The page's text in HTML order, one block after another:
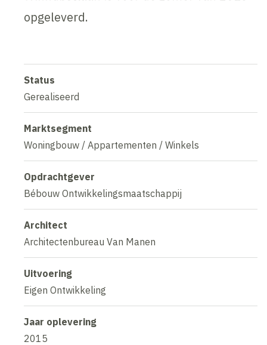
opgeleverd.
Status
Gerealiseerd
Marktsegment
Woningbouw / Appartementen / Winkels
Opdrachtgever
Bébouw Ontwikkelingsmaatschappij
Architect
Architectenbureau Van Manen
Uitvoering
Eigen Ontwikkeling
Jaar oplevering
2015